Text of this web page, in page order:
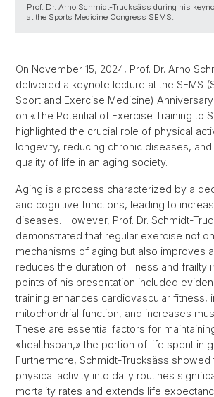
Prof. Dr. Arno Schmidt-Trucksäss during his
at the Sports Medicine Congress SEMS.
On November 15, 2024, Prof. Dr. Arno
delivered a keynote lecture at the SEMS
Sport and Exercise Medicine)
on «The Potential of Exercise Training to
highlighted the crucial role of physical
longevity, reducing chronic diseases, and
quality of life in an aging society.
Aging is a process characterized by a
and cognitive functions, leading to
diseases. However, Prof. Dr. Schmidt-
demonstrated that regular exercise not
mechanisms of aging but also improves
reduces the duration of illness and frailty
points of his presentation included
training enhances cardiovascular fitness,
mitochondrial function, and increases
These are essential factors for
«healthspan,» the portion of life spent in
Furthermore, Schmidt-Trucksäss showed
physical activity into daily routines
mortality rates and extends life